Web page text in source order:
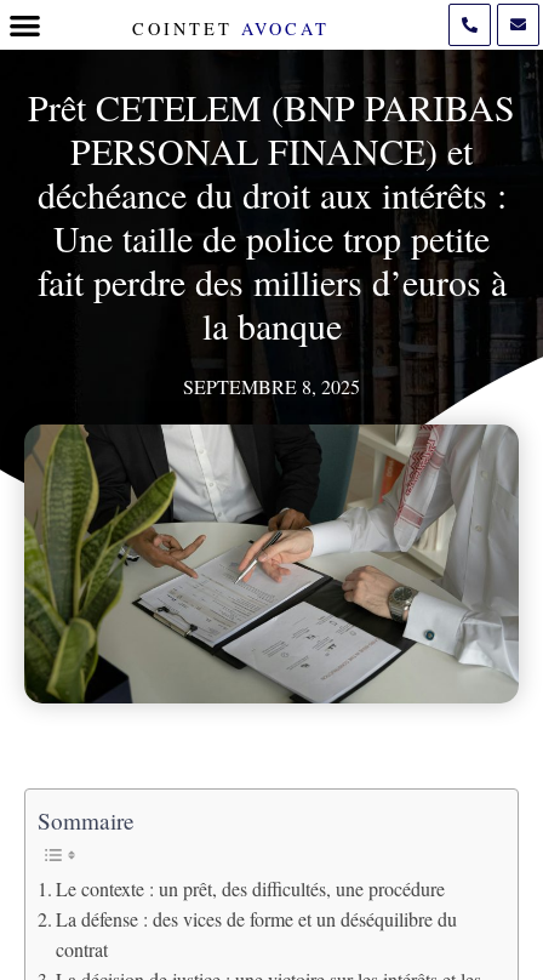
COINTET AVOCAT
Prêt CETELEM (BNP PARIBAS
PERSONAL FINANCE) et
déchéance du droit aux intérêts :
Une taille de police trop petite
fait perdre des milliers d’euros à
la banque
SEPTEMBRE 8, 2025
Sommaire
Le contexte : un prêt, des difficultés, une procédure
La défense : des vices de forme et un déséquilibre du
contrat